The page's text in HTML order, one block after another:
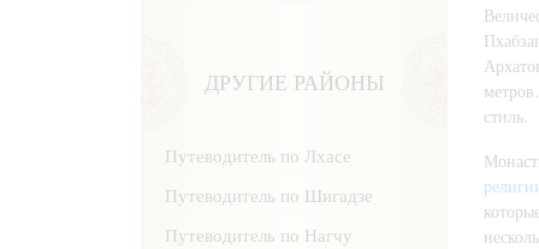
ДРУГИЕ РАЙОНЫ
Путеводитель по Лхасе
Путеводитель по Шигадзе
Путеводитель по Нагчу
стиль.